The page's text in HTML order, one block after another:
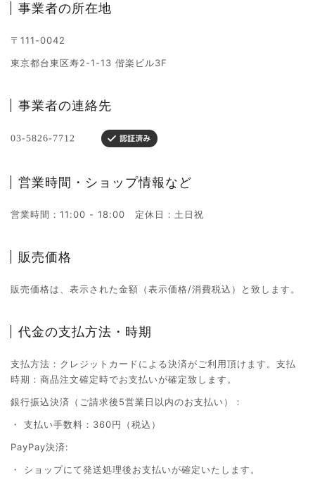
事業者の所在地
〒111-0042
東京都台東区寿2-1-13 偕楽ビル3F
事業者の連絡先
営業時間・ショップ情報など
営業時間：11:00 - 18:00 定休日：土日祝
販売価格
販売価格は、表示された金額（表示価格/消費税込）と致します。
代金の支払方法・時期
支払方法：クレジットカードによる決済がご利用頂けます。支払
時期：商品注文確定時でお支払いが確定致します。
銀行振込決済（ご請求後5営業日以内のお支払い）：
・ 支払い手数料：360円（税込）
PayPay決済:
・ ショップにて発送処理後お支払いが確定いたします。